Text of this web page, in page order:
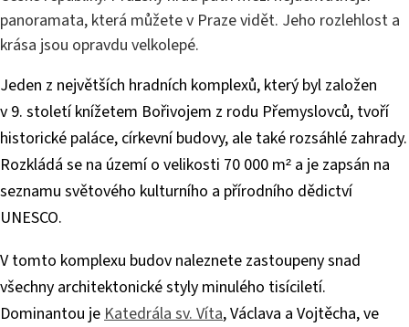
panoramata, která můžete v Praze vidět. Jeho rozlehlost a
krása jsou opravdu velkolepé.
Jeden z největších hradních komplexů, který byl založen
v 9. století knížetem Bořivojem z rodu Přemyslovců, tvoří
historické paláce, církevní budovy, ale také rozsáhlé zahrady.
Rozkládá se na území o velikosti 70 000 m² a je zapsán na
seznamu světového kulturního a přírodního dědictví
UNESCO.
V tomto komplexu budov naleznete zastoupeny snad
všechny architektonické styly minulého tisíciletí.
Dominantou jeKatedrála sv. Víta, Václava a Vojtěcha, ve